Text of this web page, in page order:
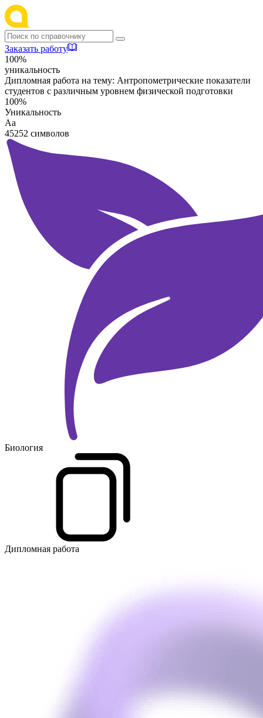
Заказать работу
100%
уникальность
Дипломная работа на тему: Антропометрические показатели
студентов с различным уровнем физической подготовки
100%
Уникальность
Аа
45252 символов
Биология
Дипломная работа